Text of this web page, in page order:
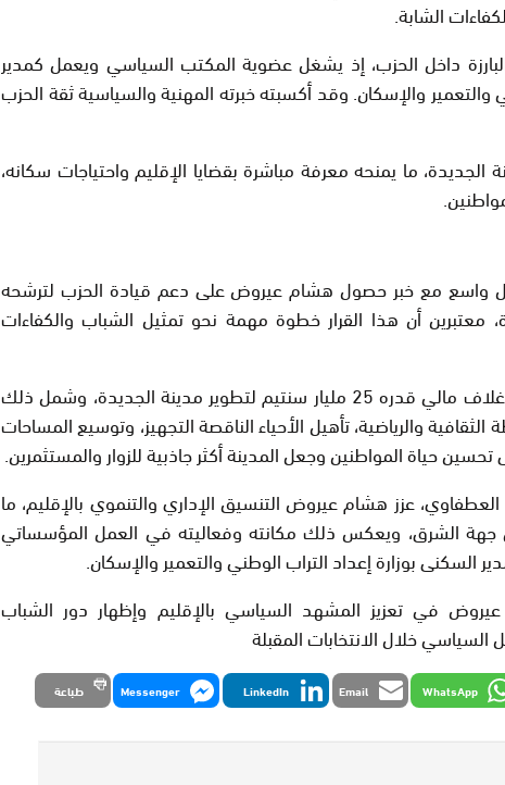
الشابة.
داخل الحزب، إذ يشغل عضوية المكتب السياسي ويعمل كمدير
والتعمير والإسكان. وقد أكسبته خبرته المهنية والسياسية ثقة الحزب
ما يمنحه معرفة مباشرة بقضايا الإقليم واحتياجات سكانه،
واسع مع خبر حصول هشام عيروض على دعم قيادة الحزب لترشحه
معتبرين أن هذا القرار خطوة مهمة نحو تمثيل الشباب والكفاءات
دافع هشام عيروض عن تخصيص غلاف مالي قدره 25 مليار سنتيم لتطوير مدينة الجديدة، وشمل ذلك
والرياضية، تأهيل الأحياء الناقصة التجهيز، وتوسيع المساحات
حياة المواطنين وجعل المدينة أكثر جاذبية للزوار والمستثمرين.
عزز هشام عيروض التنسيق الإداري والتنموي بالإقليم، ما
جهة الشرق، ويعكس ذلك مكانته وفعاليته في العمل المؤسساتي
السكنى بوزارة إعداد التراب الوطني والتعمير والإسكان.
في تعزيز المشهد السياسي بالإقليم وإظهار دور الشباب
خلال الانتخابات المقبلة
WhatsApp
Email
LinkedIn
Messenger طباعة